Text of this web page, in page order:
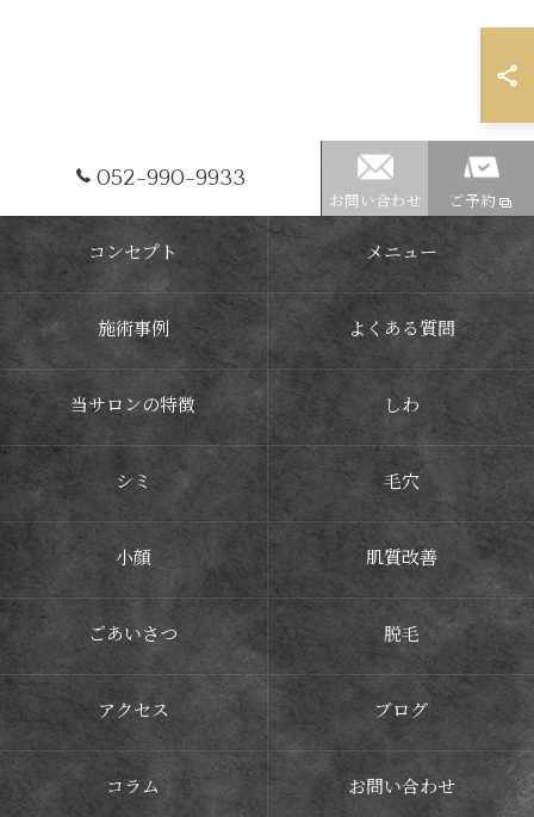
052-990-9933
お問い合わせ ご予約
コンセプト メニュー
施術事例 よくある質問
当サロンの特徴 しわ
シミ 毛穴
小顔 肌質改善
ごあいさつ 脱毛
アクセス ブログ
コラム お問い合わせ